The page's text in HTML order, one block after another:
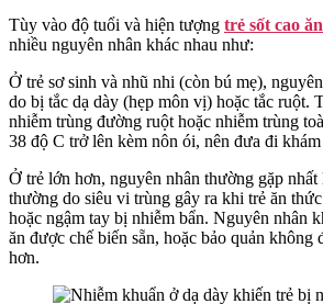
Tùy vào độ tuổi và hiện tượng trẻ sốt cao
nhiều nguyên nhân khác nhau như:
Ở trẻ sơ sinh và nhũ nhi (còn bú mẹ),
do bị tắc dạ dày (hẹp môn vị) hoặc tắc ruột.
nhiễm trùng đường ruột hoặc nhiễm trùng
38 độ C trở lên kèm nôn ói, nên đưa đi
Ở trẻ lớn hơn, nguyên nhân thường gặp
thường do siêu vi trùng gây ra khi trẻ ăn
hoặc ngậm tay bị nhiễm bẩn. Nguyên nhân
ăn được chế biến sẵn, hoặc bảo quản không
hơn.